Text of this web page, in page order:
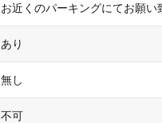
お近くのパーキングにてお願い
あり
無し
不可